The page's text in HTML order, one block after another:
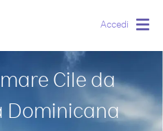
Accedi
Cile da
Dominicana